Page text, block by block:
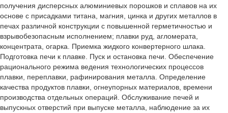
получения дисперсных алюминиевых порошков и сплавов на их
основе с присадками титана, магния, цинка и других металлов в
печах различной конструкции с повышенной герметичностью и
взрывобезопасным исполнением; плавки руд, агломерата,
концентрата, огарка. Приемка жидкого конвертерного шлака.
Подготовка печи к плавке. Пуск и остановка печи. Обеспечение
рационального режима ведения технологических процессов
плавки, переплавки, рафинирования металла. Определение
качества продуктов плавки, огнеупорных материалов, времени
производства отдельных операций. Обслуживание печей и
выпускных отверстий при выпуске металла, наблюдение за их